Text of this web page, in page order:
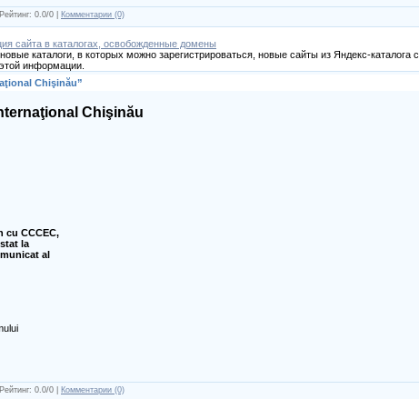
0.0/0 | Комментарии (0)
сайта в каталогах, освобожденные домены
каталоги, в которых можно зарегистрироваться, новые сайты из Яндекс-каталога с
информации.
Chişinău”
Chişinău
cu CCCEC,
la
al
0.0/0 | Комментарии (0)